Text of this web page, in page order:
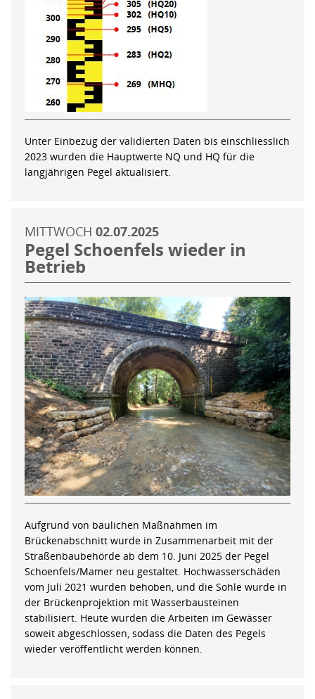
Unter Einbezug der validierten Daten bis einschliesslich
2023 wurden die Hauptwerte NQ und HQ für die
langjährigen Pegel aktualisiert.
MITTWOCH 02.07.2025
Pegel Schoenfels wieder in
Betrieb
Aufgrund von baulichen Maßnahmen im
Brückenabschnitt wurde in Zusammenarbeit mit der
Straßenbaubehörde ab dem 10. Juni 2025 der Pegel
Schoenfels/Mamer neu gestaltet. Hochwasserschäden
vom Juli 2021 wurden behoben, und die Sohle wurde in
der Brückenprojektion mit Wasserbausteinen
stabilisiert. Heute wurden die Arbeiten im Gewässer
soweit abgeschlossen, sodass die Daten des Pegels
wieder veröffentlicht werden können.